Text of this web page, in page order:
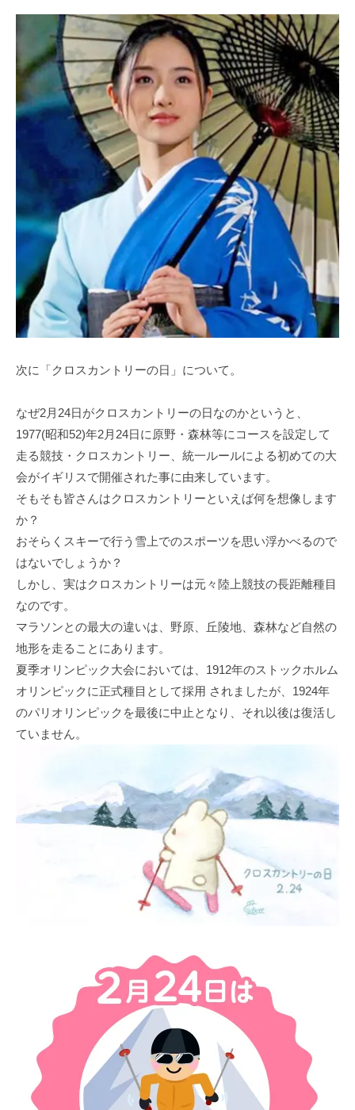
次に「クロスカントリーの日」について。
なぜ2月24日がクロスカントリーの日なのかというと、
1977(昭和52)年2月24日に原野・森林等にコースを設定して
走る競技・クロスカントリー、統一ルールによる初めての大
会がイギリスで開催された事に由来しています。
そもそも皆さんはクロスカントリーといえば何を想像します
か？
おそらくスキーで行う雪上でのスポーツを思い浮かべるので
はないでしょうか？
しかし、実はクロスカントリーは元々陸上競技の長距離種目
なのです。
マラソンとの最大の違いは、野原、丘陵地、森林など自然の
地形を走ることにあります。
夏季オリンピック大会においては、1912年のストックホルム
オリンピックに正式種目として採用 されましたが、1924年
のパリオリンピックを最後に中止となり、それ以後は復活し
ていません。